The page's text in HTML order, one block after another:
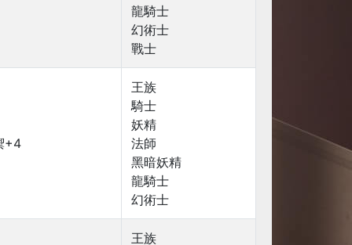
龍騎士
幻術士
戰士
+4
王族
騎士
妖精
法師
黑暗妖精
龍騎士
幻術士
王族